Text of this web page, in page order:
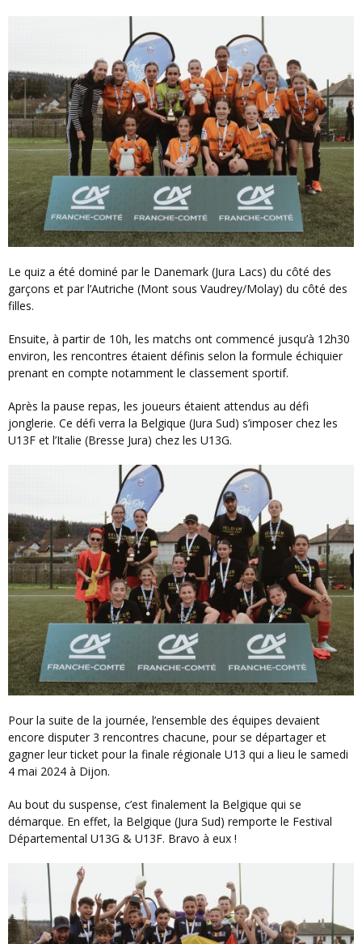
Le quiz a été dominé par le Danemark (Jura Lacs) du côté des
garçons et par l’Autriche (Mont sous Vaudrey/Molay) du côté des
filles.
Ensuite, à partir de 10h, les matchs ont commencé jusqu’à 12h30
environ, les rencontres étaient définis selon la formule échiquier
prenant en compte notamment le classement sportif.
Après la pause repas, les joueurs étaient attendus au défi
jonglerie. Ce défi verra la Belgique (Jura Sud) s’imposer chez les
U13F et l’Italie (Bresse Jura) chez les U13G.
Pour la suite de la journée, l’ensemble des équipes devaient
encore disputer 3 rencontres chacune, pour se départager et
gagner leur ticket pour la finale régionale U13 qui a lieu le samedi
4 mai 2024 à Dijon.
Au bout du suspense, c’est finalement la Belgique qui se
démarque. En effet, la Belgique (Jura Sud) remporte le Festival
Départemental U13G & U13F. Bravo à eux !